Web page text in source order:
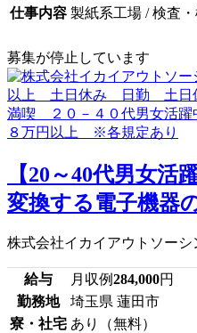
仕事内容 製紙系工場 / 検査
募集が停止しています
【20～40代男女活
変換する電子機器
株式会社イカイアウトソーシ
給与 月収例284,000円
勤務地
埼玉県 蓮田市
寮・社宅 あり（無料）